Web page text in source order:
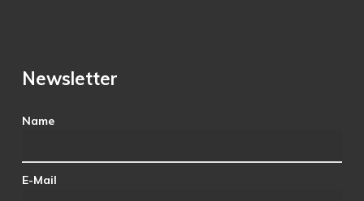
Newsletter
Name
E-Mail